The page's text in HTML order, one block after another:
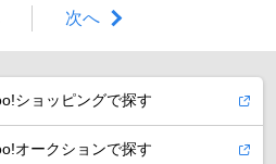
次へ
ショッピングで探す
オークションで探す